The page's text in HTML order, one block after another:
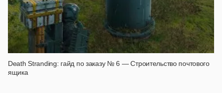
Death Stranding: гайд по заказу № 6 — Строительство почтового
ящика